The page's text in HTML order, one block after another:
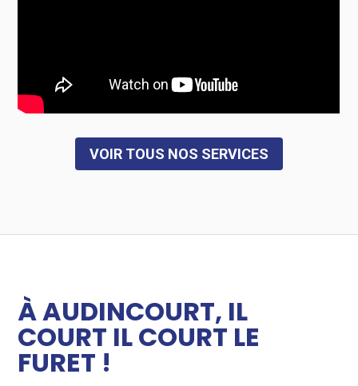
VOIR TOUS NOS SERVICES
À AUDINCOURT, IL
COURT IL COURT LE
FURET !